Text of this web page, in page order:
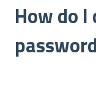
How do I